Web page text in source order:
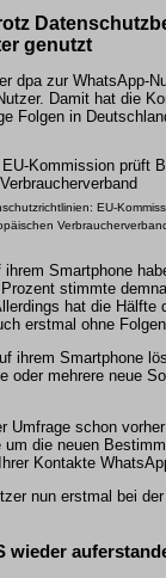
genutzt
dpa zur WhatsApp-
Damit hat die
Folgen in
EU-
Smartphone
stimmte
hat die Hälfte
erstmal ohne
ihrem Smartphone
oder mehrere neue
Umfrage schon
die neuen
Kontakte
nun erstmal bei
wieder